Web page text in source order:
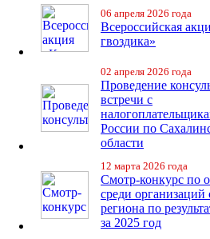
06 апреля 2026 года
Всероссийская
гвоздика»
02 апреля 2026 года
Проведение
встречи с
России по
области
12 марта 2026 года
Смотр-конкурс по
среди организаций
региона по
за 2025 год